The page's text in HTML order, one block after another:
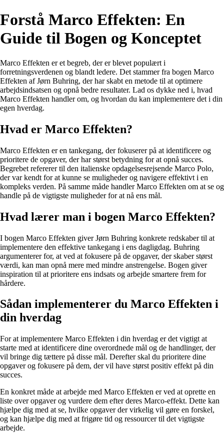
Forstå Marco Effekten: En
Guide til Bogen og Konceptet
Marco Effekten er et begreb, der er blevet populært i
forretningsverdenen og blandt ledere. Det stammer fra bogen Marco
Effekten af Jørn Buhring, der har skabt en metode til at optimere
arbejdsindsatsen og opnå bedre resultater. Lad os dykke ned i, hvad
Marco Effekten handler om, og hvordan du kan implementere det i din
egen hverdag.
Hvad er Marco Effekten?
Marco Effekten er en tankegang, der fokuserer på at identificere og
prioritere de opgaver, der har størst betydning for at opnå succes.
Begrebet refererer til den italienske opdagelsesrejsende Marco Polo,
der var kendt for at kunne se muligheder og navigere effektivt i en
kompleks verden. På samme måde handler Marco Effekten om at se og
handle på de vigtigste muligheder for at nå ens mål.
Hvad lærer man i bogen Marco Effekten?
I bogen Marco Effekten giver Jørn Buhring konkrete redskaber til at
implementere den effektive tankegang i ens dagligdag. Buhring
argumenterer for, at ved at fokusere på de opgaver, der skaber størst
værdi, kan man opnå mere med mindre anstrengelse. Bogen giver
inspiration til at prioritere ens indsats og arbejde smartere frem for
hårdere.
Sådan implementerer du Marco Effekten i
din hverdag
For at implementere Marco Effekten i din hverdag er det vigtigt at
starte med at identificere dine overordnede mål og de handlinger, der
vil bringe dig tættere på disse mål. Derefter skal du prioritere dine
opgaver og fokusere på dem, der vil have størst positiv effekt på din
succes.
En konkret måde at arbejde med Marco Effekten er ved at oprette en
liste over opgaver og vurdere dem efter deres Marco-effekt. Dette kan
hjælpe dig med at se, hvilke opgaver der virkelig vil gøre en forskel,
og kan hjælpe dig med at frigøre tid og ressourcer til det vigtigste
arbejde.